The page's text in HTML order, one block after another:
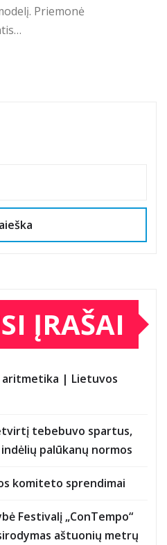
Priemonė
ĮRAŠAI
aritmetika | Lietuvos
tebebuvo spartus,
palūkanų normos
komiteto sprendimai
Festivalį „ConTempo“
aštuonių metrų